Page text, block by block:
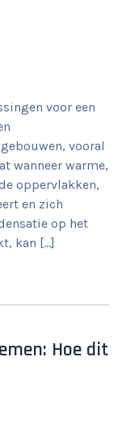
voor een
vooral
wanneer warme,
oppervlakken,
en zich
op het
kan […]
Hoe dit